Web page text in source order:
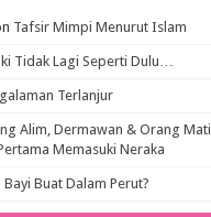
Tafsir Mimpi Menurut Islam
Tidak Lagi Seperti Dulu…
Terlanjur
Alim, Dermawan & Orang Mati
Memasuki Neraka
Bayi Buat Dalam Perut?